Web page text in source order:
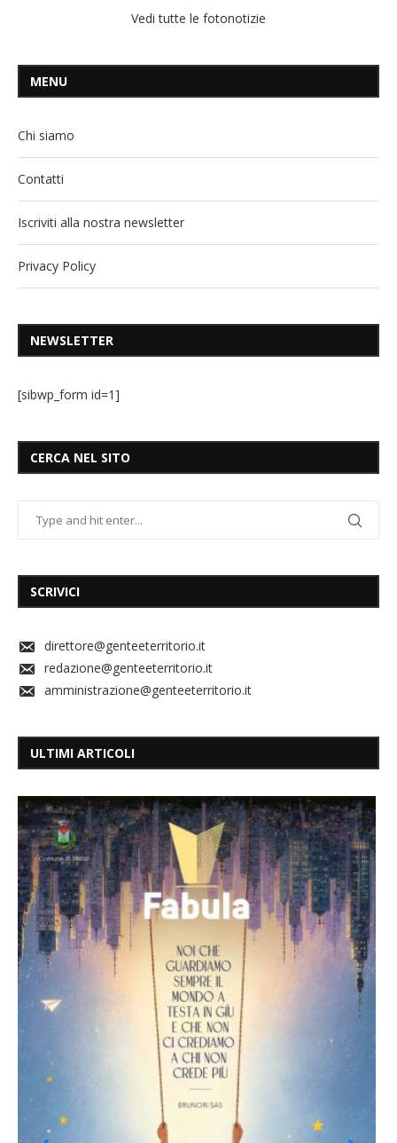
Vedi tutte le fotonotizie
MENU
Chi siamo
Contatti
Iscriviti alla nostra newsletter
Privacy Policy
NEWSLETTER
[sibwp_form id=1]
CERCA NEL SITO
SCRIVICI
direttore@genteeterritorio.it
redazione@genteeterritorio.it
amministrazione@genteeterritorio.it
ULTIMI ARTICOLI